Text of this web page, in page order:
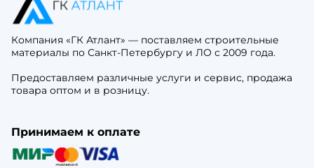
Компания «ГК Атлант» — поставляем строительные
материалы по Санкт-Петербургу и ЛО с 2009 года.
Предоставляем различные услуги и сервис, продажа
товара оптом и в розницу.
Принимаем к оплате